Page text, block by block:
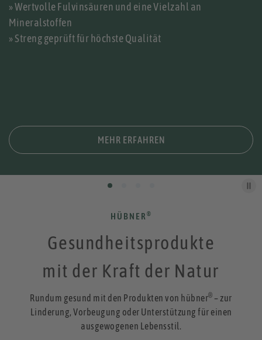
» Wertvolle Fulvinsäuren und eine Vielzahl an
Mineralstoffen
» Streng geprüft für höchste Qualität
MEHR ERFAHREN
HÜBNER ®
Gesundheitsprodukte
mit der Kraft der Natur
Rundum gesund mit den Produkten von hübner® – zur
Linderung, Vorbeugung oder Unterstützung für einen
ausgewogenen Lebensstil.